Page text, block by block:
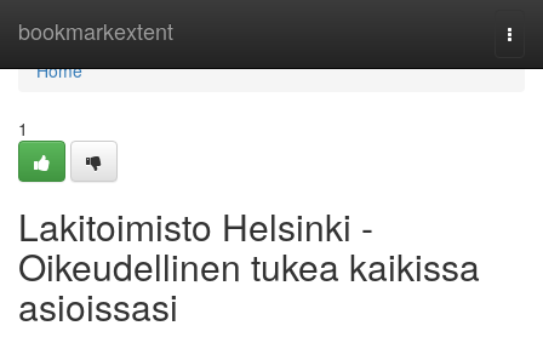
bookmarkextent
Home
Home
1
Lakitoimisto Helsinki -
Oikeudellinen tukea kaikissa
asioissasi